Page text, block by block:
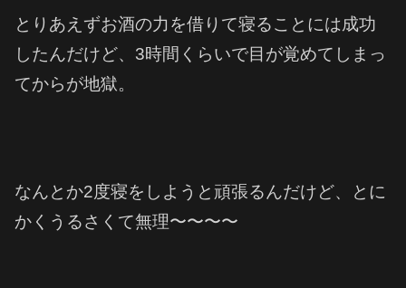
とりあえずお酒の力を借りて寝ることには成功
したんだけど、3時間くらいで目が覚めてしまっ
てからが地獄。
なんとか2度寝をしようと頑張るんだけど、とに
かくうるさくて無理〜〜〜〜